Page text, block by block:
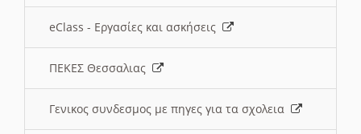
eClass - Εργασίες και ασκήσεις
ΠΕΚΕΣ Θεσσαλιας
Γενικος συνδεσμος με πηγες για τα σχολεια